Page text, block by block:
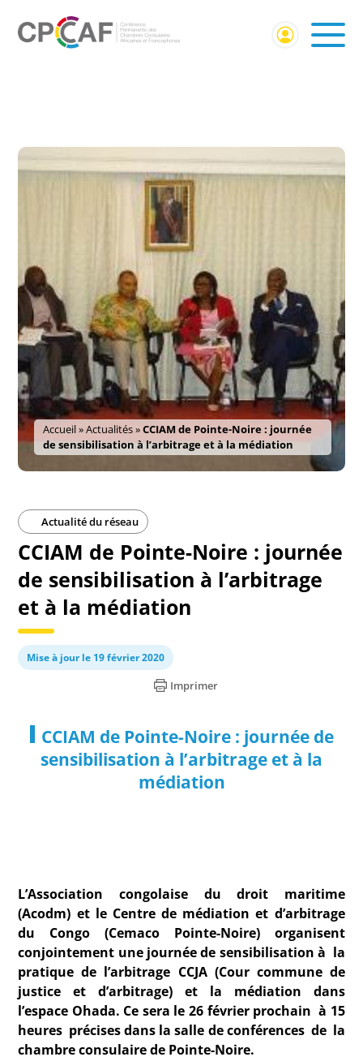
Accueil»Actualités»CCIAM de Pointe-Noire : journée
de sensibilisation à l’arbitrage et à la médiation
Actualité du réseau
CCIAM de Pointe-Noire : journée
de sensibilisation à l’arbitrage
et à la médiation
Mise à jour le 19 février 2020
Imprimer
CCIAM de Pointe-Noire : journée de
sensibilisation à l’arbitrage et à la
médiation
L’Association congolaise du droit maritime
(Acodm) et le Centre de médiation et d’arbitrage
du Congo (Cemaco Pointe-Noire) organisent
conjointement une journée de sensibilisation à la
pratique de l’arbitrage CCJA (Cour commune de
justice et d’arbitrage) et la médiation dans
l’espace Ohada. Ce sera le 26 février prochain à 15
heures précises dans la salle de conférences de la
chambre consulaire de Pointe-Noire.